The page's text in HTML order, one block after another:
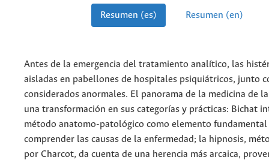
Resumen (es) Resumen (en)
Antes de la emergencia del tratamiento analítico, las
aisladas en pabellones de hospitales psiquiátricos, junto
considerados anormales. El panorama de la medicina de
una transformación en sus categorías y prácticas: Bichat
método anatomo-patológico como elemento fundamental
comprender las causas de la enfermedad; la hipnosis,
por Charcot, da cuenta de una herencia más arcaica,